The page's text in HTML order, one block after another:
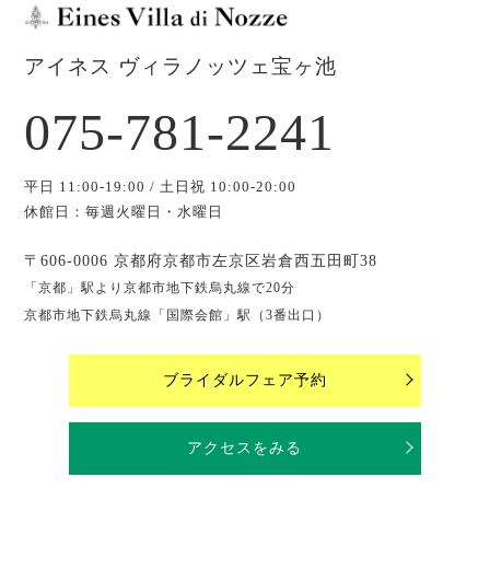
アイネス ヴィラノッツェ宝ヶ池
075-781-2241
平日 11:00-19:00 / 土日祝 10:00-20:00
休館日：毎週火曜日・水曜日
〒606-0006 京都府京都市左京区岩倉西五田町38
「京都」駅より京都市地下鉄烏丸線で20分
京都市地下鉄烏丸線「国際会館」駅（3番出口）
ブライダルフェア予約
アクセスをみる